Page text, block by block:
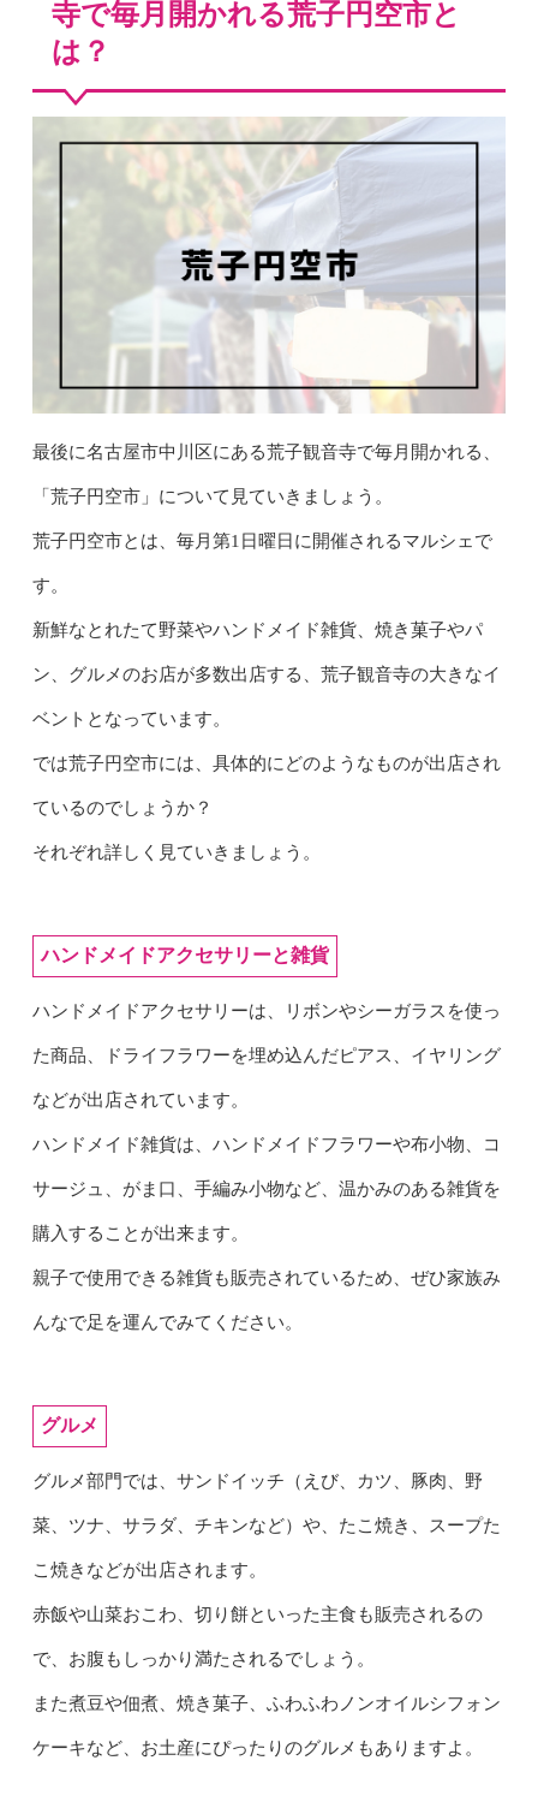
寺で毎月開かれる荒子円空市と
は？
最後に名古屋市中川区にある荒子観音寺で毎月開かれる、
「荒子円空市」について見ていきましょう。
荒子円空市とは、毎月第1日曜日に開催されるマルシェで
す。
新鮮なとれたて野菜やハンドメイド雑貨、焼き菓子やパ
ン、グルメのお店が多数出店する、荒子観音寺の大きなイ
ベントとなっています。
では荒子円空市には、具体的にどのようなものが出店され
ているのでしょうか？
それぞれ詳しく見ていきましょう。
ハンドメイドアクセサリーと雑貨
ハンドメイドアクセサリーは、リボンやシーガラスを使っ
た商品、ドライフラワーを埋め込んだピアス、イヤリング
などが出店されています。
ハンドメイド雑貨は、ハンドメイドフラワーや布小物、コ
サージュ、がま口、手編み小物など、温かみのある雑貨を
購入することが出来ます。
親子で使用できる雑貨も販売されているため、ぜひ家族み
んなで足を運んでみてください。
グルメ
グルメ部門では、サンドイッチ（えび、カツ、豚肉、野
菜、ツナ、サラダ、チキンなど）や、たこ焼き、スープた
こ焼きなどが出店されます。
赤飯や山菜おこわ、切り餅といった主食も販売されるの
で、お腹もしっかり満たされるでしょう。
また煮豆や佃煮、焼き菓子、ふわふわノンオイルシフォン
ケーキなど、お土産にぴったりのグルメもありますよ。